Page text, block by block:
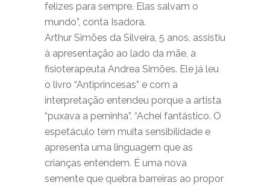
felizes para sempre. Elas salvam o
mundo”, conta Isadora.
Arthur Simões da Silveira, 5 anos, assistiu
à apresentação ao lado da mãe, a
fisioterapeuta Andrea Simões. Ele já leu
o livro “Antiprincesas” e com a
interpretação entendeu porque a artista
“puxava a perninha”. “Achei fantástico. O
espetáculo tem muita sensibilidade e
apresenta uma linguagem que as
crianças entendem. É uma nova
semente que quebra barreiras ao propor